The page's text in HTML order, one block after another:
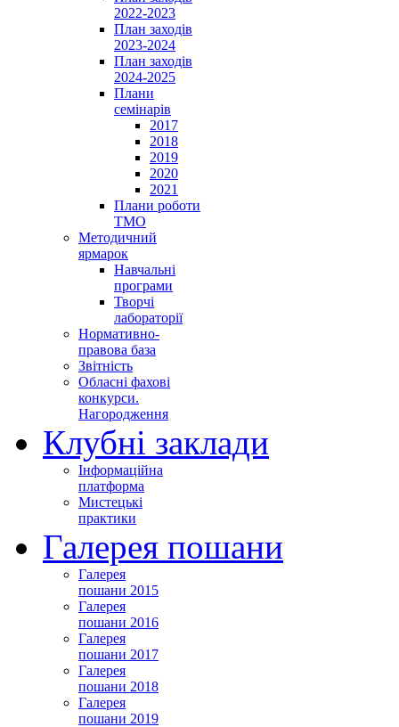
2022-2023
План заходів
2023-2024
План заходів
2024-2025
Плани
семінарів
2017
2018
2019
2020
2021
Плани роботи
ТМО
Методичний
ярмарок
Навчальні
програми
Творчі
лабораторії
Нормативно-
правова база
Звітність
Обласні фахові
конкурси.
Нагородження
Клубні заклади
Інформаційна
платформа
Мистецькі
практики
Галерея пошани
Галерея
пошани 2015
Галерея
пошани 2016
Галерея
пошани 2017
Галерея
пошани 2018
Галерея
пошани 2019